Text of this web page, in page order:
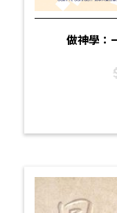
做神學：